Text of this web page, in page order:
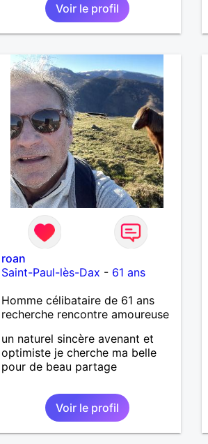
Voir le profil
roan
Saint-Paul-lès-Dax - 61 ans
Homme célibataire de 61 ans
recherche rencontre amoureuse
un naturel sincère avenant et
optimiste je cherche ma belle
pour de beau partage
Voir le profil